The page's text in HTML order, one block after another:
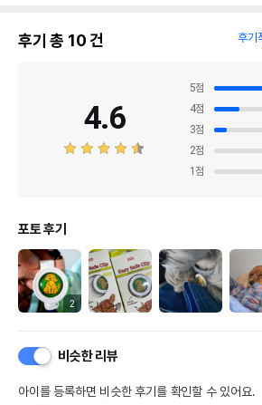
후기 총 10건 후기
4.6
5점
4점
3점
2점
1 점
포토 후기
2
비슷한 리뷰
아이를 등록하면 비슷한 후기를 확인할 수 있어요.